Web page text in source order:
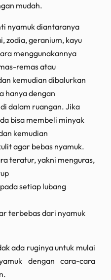
mudah.
nyamuk diantaranya
zodia, geranium, kayu
menggunakannya
remas atau
kemudian dibalurkan
hanya dengan
dalam ruangan. Jika
bisa membeli minyak
kemudian
agar bebas nyamuk.
teratur, yakni menguras,
setiap lubang
terbebas dari nyamuk
ada ruginya untuk mulai
dengan cara-cara